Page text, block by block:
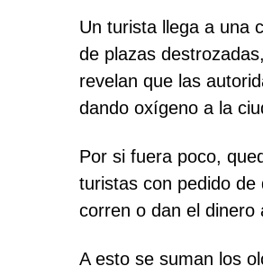
Un turista llega a una
de plazas
revelan que las
dando oxígeno a la
Por si fuera poco,
turistas con pedido
corren o dan el dinero
A esto se suman los